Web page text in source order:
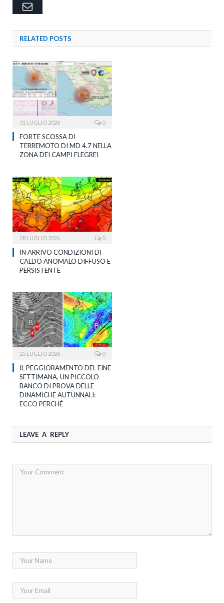
Email
RELATED POSTS
31 LUGLIO 2026 0
FORTE SCOSSA DI
TERREMOTO DI MD 4.7 NELLA
ZONA DEI CAMPI FLEGREI
28 LUGLIO 2026 0
IN ARRIVO CONDIZIONI DI
CALDO ANOMALO DIFFUSO E
PERSISTENTE
25 LUGLIO 2026 0
IL PEGGIORAMENTO DEL FINE
SETTIMANA, UN PICCOLO
BANCO DI PROVA DELLE
DINAMICHE AUTUNNALI:
ECCO PERCHÉ
LEAVE A REPLY